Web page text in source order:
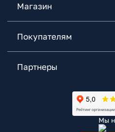
Магазин
Покупателям
Партнеры
Мы